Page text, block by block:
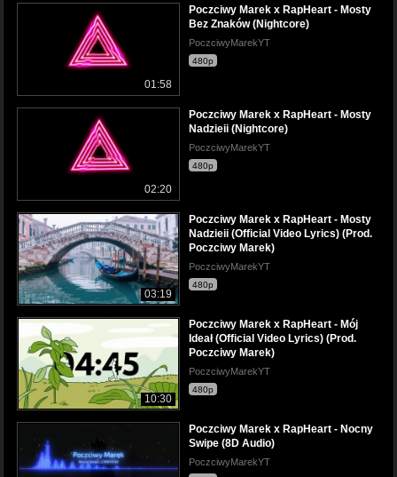
01:58
Poczciwy Marek x RapHeart - Mosty
Bez Znaków (Nightcore)
PoczciwyMarekYT
480p
02:20
Poczciwy Marek x RapHeart - Mosty
Nadzieii (Nightcore)
PoczciwyMarekYT
480p
03:19
Poczciwy Marek x RapHeart - Mosty
Nadzieii (Official Video Lyrics) (Prod.
Poczciwy Marek)
PoczciwyMarekYT
480p
10:30
Poczciwy Marek x RapHeart - Mój
Ideał (Official Video Lyrics) (Prod.
Poczciwy Marek)
PoczciwyMarekYT
480p
Poczciwy Marek x RapHeart - Nocny
Swipe (8D Audio)
PoczciwyMarekYT